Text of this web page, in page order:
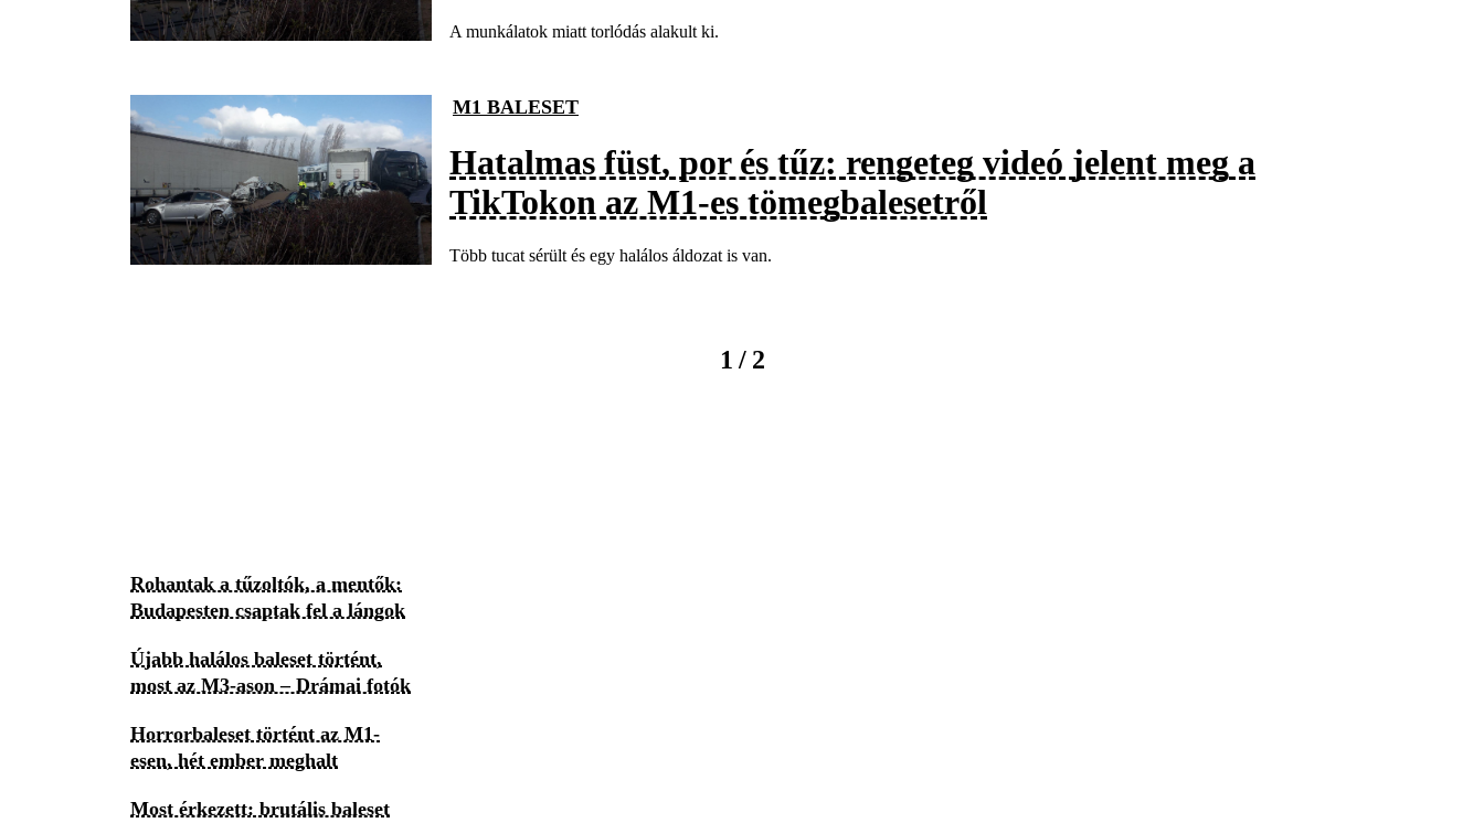
A munkálatok miatt torlódás alakult ki.
M1 BALESET
Hatalmas füst, por és tűz: rengeteg videó jelent meg a
TikTokon az M1-es tömegbalesetről
Több tucat sérült és egy halálos áldozat is van.
1 / 2
Rohantak a tűzoltók, a mentők:
Budapesten csaptak fel a lángok
Újabb halálos baleset történt,
most az M3-ason – Drámai fotók
Horrorbaleset történt az M1-
esen, hét ember meghalt
Most érkezett: brutális baleset